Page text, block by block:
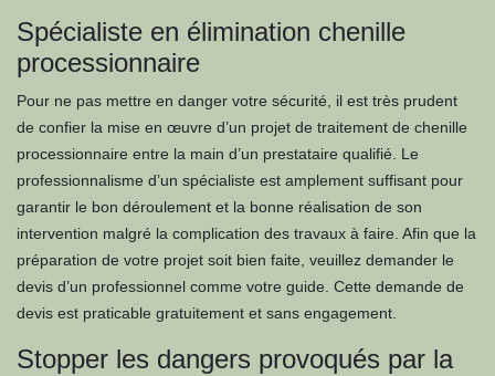
Spécialiste en élimination chenille
processionnaire
Pour ne pas mettre en danger votre sécurité, il est très prudent
de confier la mise en œuvre d’un projet de traitement de chenille
processionnaire entre la main d’un prestataire qualifié. Le
professionnalisme d’un spécialiste est amplement suffisant pour
garantir le bon déroulement et la bonne réalisation de son
intervention malgré la complication des travaux à faire. Afin que la
préparation de votre projet soit bien faite, veuillez demander le
devis d’un professionnel comme votre guide. Cette demande de
devis est praticable gratuitement et sans engagement.
Stopper les dangers provoqués par la